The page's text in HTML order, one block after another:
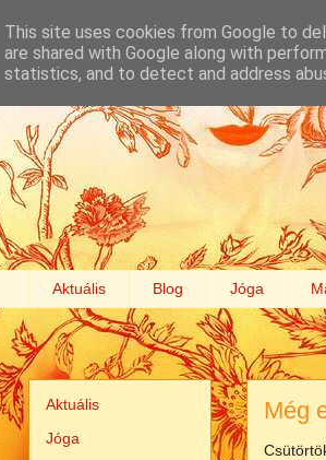
Aktuális Blog Jóga
Még
Aktuális
Jóga
This site uses cookies from Google to
are shared with Google along with
statistics, and to detect and address